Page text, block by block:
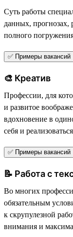
Суть работы
данных, прогнозах,
полного
✅ Примеры вакансий
🎨 Креатив
Профессии, для
и развитое
вдохновение в
себя и
✅ Примеры вакансий
📝 Работа с
Во многих
обязательным
к скрупулезной
внимания и